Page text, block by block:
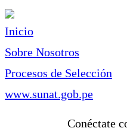
Inicio
Sobre Nosotros
Procesos de Selección
www.sunat.gob.pe
Conéctate